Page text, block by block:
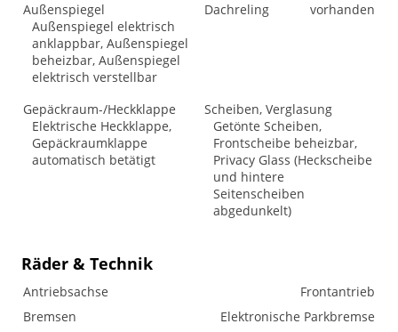
Außenspiegel
Außenspiegel elektrisch
anklappbar, Außenspiegel
beheizbar, Außenspiegel
elektrisch verstellbar
Dachreling vorhanden
Gepäckraum-/Heckklappe
Elektrische Heckklappe,
Gepäckraumklappe
automatisch betätigt
Scheiben, Verglasung
Getönte Scheiben,
Frontscheibe beheizbar,
Privacy Glass (Heckscheibe
und hintere
Seitenscheiben
abgedunkelt)
Räder & Technik
Antriebsachse
Frontantrieb
Bremsen
Elektronische Parkbremse